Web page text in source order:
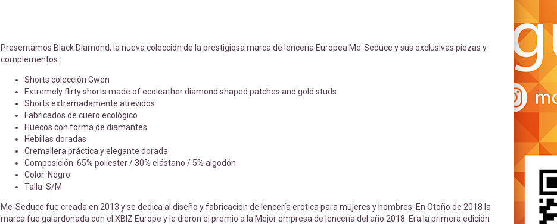
Presentamos Black Diamond, la nueva colección de la prestigiosa marca de lencería Europea Me-Seduce y sus exclusivas piezas y
complementos:
Shorts colección Gwen
Extremely flirty shorts made of ecoleather diamond shaped patches and gold studs.
Shorts extremadamente atrevidos
Fabricados de cuero ecológico
Huecos con forma de diamantes
Hebillas doradas
Cremallera práctica y elegante dorada
Composición: 65% poliester / 30% elástano / 5% algodón
Color: Negro
Talla: S/M
Me-Seduce fue creada en 2013 y se dedica al diseño y fabricación de lencería erótica para mujeres y hombres. En Otoño de 2018 la
marca fue galardonada con el XBIZ Europe y le dieron el premio a la Mejor empresa de lencería del año 2018. Era la primera edición